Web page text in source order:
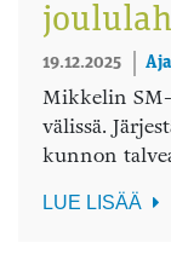
19.12.2025
Mikkelin
välissä.
kunnon
LUE LISÄÄ